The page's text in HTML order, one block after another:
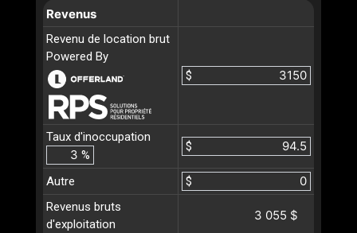
Revenus
Revenu de location brut
Powered By
$
Taux d'inoccupation
%
$
Autre
$
Revenus bruts
d'exploitation
3 055 $